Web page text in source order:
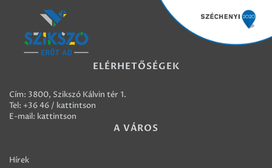
ELÉRHETŐSÉGEK
Cím: 3800, Szikszó Kálvin tér 1.
Tel: +36 46 / kattintson
E-mail: kattintson
A VÁROS
Hírek